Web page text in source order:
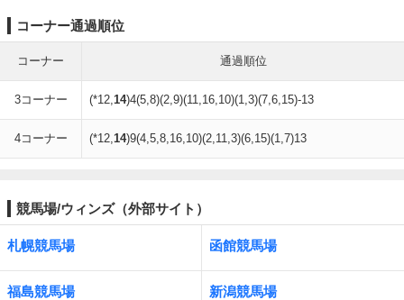
コーナー通過順位
コーナー 通過順位
3コーナー (*12,14)4(5,8)(2,9)(11,16,10)(1,3)(7,6,15)-13
4コーナー (*12,14)9(4,5,8,16,10)(2,11,3)(6,15)(1,7)13
競馬場/ウィンズ（外部サイト）
札幌競馬場 函館競馬場
福島競馬場 新潟競馬場